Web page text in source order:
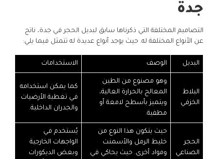
جدة
التصاميم المختلفة التي ذكرناها سابق لبديل الحجر في جدة، ناتج
عن الأنواع المختلفة له. حيث يوجد أنواع عديدة له تتمثل فيما يلي:
البديل الوصف الاستخدامات
البلاط
الخزفي
وهو مصنوع من الطين
المعالج بالحرارة العالية،
ويتميز بأسطح لامعة أو
مطفية.
كما يمكن استخدامه
في تغطية الأرضيات
والجدران الداخلية.
الحجر
الصناعي
حيث يتكون هذا النوع من
خليط الرمل والأسمنت
ومواد أخرى. حيث يحاكي في
يُستخدم في
الواجهات الخارجية
وبعض الديكورات